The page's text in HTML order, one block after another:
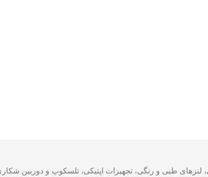
لنزهای طبی و رنگی، تجهیزات اپتیکی، تلسکوپ و دوربین